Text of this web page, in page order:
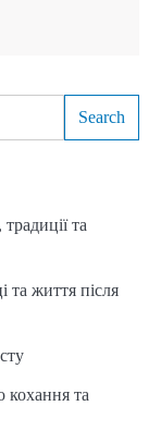
Search
та
та життя після
кохання та